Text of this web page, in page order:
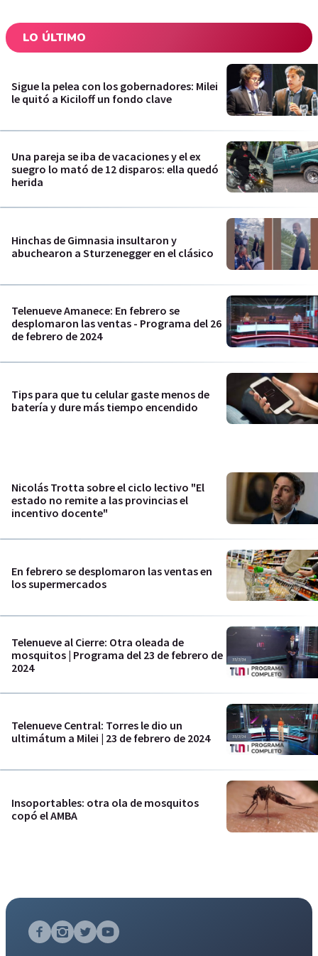
LO ÚLTIMO
Sigue la pelea con los gobernadores: Milei
le quitó a Kiciloff un fondo clave
Una pareja se iba de vacaciones y el ex
suegro lo mató de 12 disparos: ella quedó
herida
Hinchas de Gimnasia insultaron y
abuchearon a Sturzenegger en el clásico
Telenueve Amanece: En febrero se
desplomaron las ventas - Programa del 26
de febrero de 2024
Tips para que tu celular gaste menos de
batería y dure más tiempo encendido
Nicolás Trotta sobre el ciclo lectivo "El
estado no remite a las provincias el
incentivo docente"
En febrero se desplomaron las ventas en
los supermercados
Telenueve al Cierre: Otra oleada de
mosquitos | Programa del 23 de febrero de
2024
Telenueve Central: Torres le dio un
ultimátum a Milei | 23 de febrero de 2024
Insoportables: otra ola de mosquitos
copó el AMBA